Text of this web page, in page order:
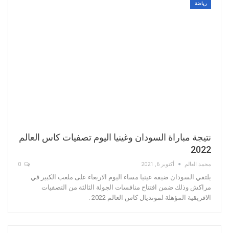
رياضة
نتيجة مباراة السودان وغينيا اليوم تصفيات كاس العالم
2022
محمد العالم أكتوبر 6, 2021
يلتقي السودان ضيفه عينيا مساء اليوم الاربعاء على ملعب الكبير في
مراكش وذلك ضمن افتتاح منافسات الجولة الثالثة من التصفيات
الافريقية المؤهلة لمونديال كاس العالم 2022 .